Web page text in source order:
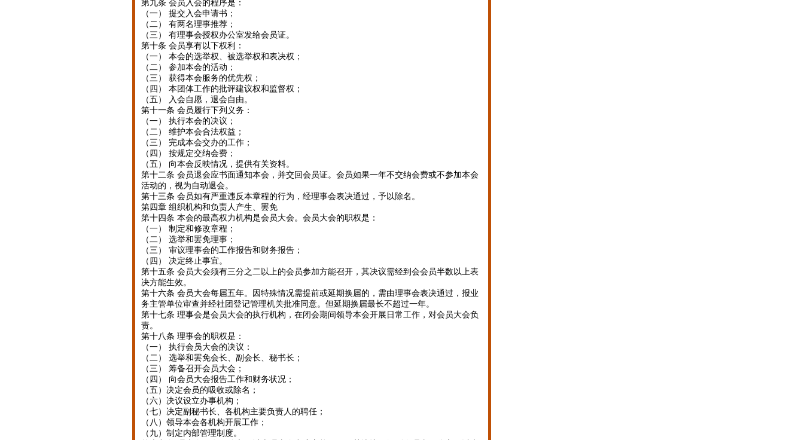
第九条 会员入会的程序是：
（一） 提交入会申请书；
（二） 有两名理事推荐；
（三） 有理事会授权办公室发给会员证。
第十条 会员享有以下权利：
（一） 本会的选举权、被选举权和表决权；
（二） 参加本会的活动；
（三） 获得本会服务的优先权；
（四） 本团体工作的批评建议权和监督权；
（五） 入会自愿，退会自由。
第十一条 会员履行下列义务：
（一） 执行本会的决议；
（二） 维护本会合法权益；
（三） 完成本会交办的工作；
（四） 按规定交纳会费；
（五） 向本会反映情况，提供有关资料。
第十二条 会员退会应书面通知本会，并交回会员证。会员如果一年不交纳会费或不参加本会
活动的，视为自动退会。
第十三条 会员如有严重违反本章程的行为，经理事会表决通过，予以除名。
第四章 组织机构和负责人产生、罢免
第十四条 本会的最高权力机构是会员大会。会员大会的职权是：
（一） 制定和修改章程；
（二） 选举和罢免理事；
（三） 审议理事会的工作报告和财务报告；
（四） 决定终止事宜。
第十五条 会员大会须有三分之二以上的会员参加方能召开，其决议需经到会会员半数以上表
决方能生效。
第十六条 会员大会每届五年。因特殊情况需提前或延期换届的，需由理事会表决通过，报业
务主管单位审查并经社团登记管理机关批准同意。但延期换届最长不超过一年。
第十七条 理事会是会员大会的执行机构，在闭会期间领导本会开展日常工作，对会员大会负
责。
第十八条 理事会的职权是：
（一） 执行会员大会的决议：
（二） 选举和罢免会长、副会长、秘书长；
（三） 筹备召开会员大会；
（四） 向会员大会报告工作和财务状况；
（五）决定会员的吸收或除名；
（六）决议设立办事机构；
（七）决定副秘书长、各机构主要负责人的聘任；
（八）领导本会各机构开展工作；
（九）制定内部管理制度。